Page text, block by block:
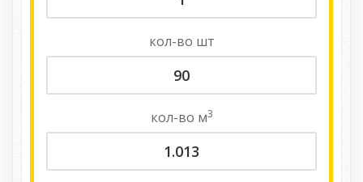
кол-во шт
кол-во м3